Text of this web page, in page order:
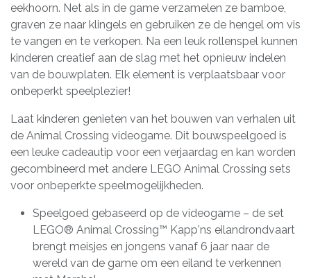
eekhoorn. Net als in de game verzamelen ze bamboe,
graven ze naar klingels en gebruiken ze de hengel om vis
te vangen en te verkopen. Na een leuk rollenspel kunnen
kinderen creatief aan de slag met het opnieuw indelen
van de bouwplaten. Elk element is verplaatsbaar voor
onbeperkt speelplezier!
Laat kinderen genieten van het bouwen van verhalen uit
de Animal Crossing videogame. Dit bouwspeelgoed is
een leuke cadeautip voor een verjaardag en kan worden
gecombineerd met andere LEGO Animal Crossing sets
voor onbeperkte speelmogelijkheden.
Speelgoed gebaseerd op de videogame – de set
LEGO® Animal Crossing™ Kapp'ns eilandrondvaart
brengt meisjes en jongens vanaf 6 jaar naar de
wereld van de game om een eiland te verkennen